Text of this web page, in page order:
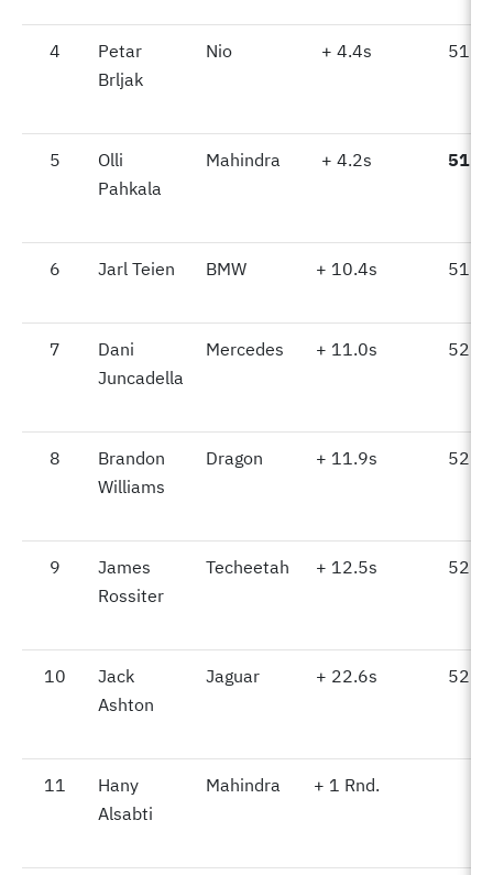
4
Petar
Brljak
Nio + 4.4s
5
Olli
Pahkala
Mahindra + 4.2s
6 Jarl Teien BMW + 10.4s
7
Dani
Juncadella
Mercedes + 11.0s
8
Brandon
Williams
Dragon + 11.9s
9
James
Rossiter
Techeetah + 12.5s
10
Jack
Ashton
Jaguar + 22.6s
11
Hany
Alsabti
Mahindra + 1 Rnd.
4
5
6
7
8
9
10
11